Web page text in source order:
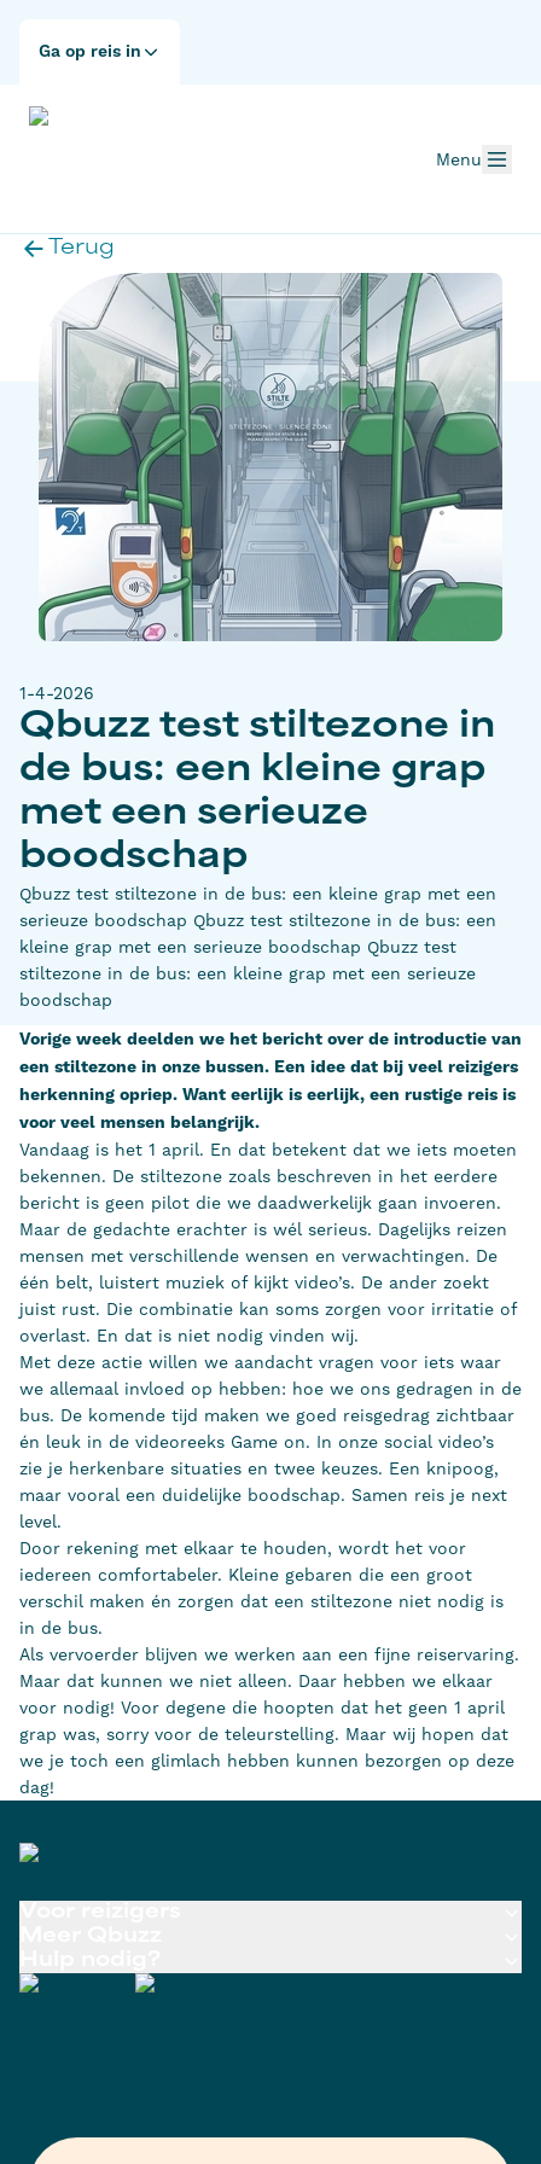
Ga op reis in
Menu
Terug
1-4-2026
Qbuzz test stiltezone in
de bus: een kleine grap
met een serieuze
boodschap
Qbuzz test stiltezone in de bus: een kleine grap met een
serieuze boodschap Qbuzz test stiltezone in de bus: een
kleine grap met een serieuze boodschap Qbuzz test
stiltezone in de bus: een kleine grap met een serieuze
boodschap
Vorige week deelden we het bericht over de introductie van
een stiltezone in onze bussen. Een idee dat bij veel reizigers
herkenning opriep. Want eerlijk is eerlijk, een rustige reis is
voor veel mensen belangrijk.
Vandaag is het 1 april. En dat betekent dat we iets moeten
bekennen. De stiltezone zoals beschreven in het eerdere
bericht is geen pilot die we daadwerkelijk gaan invoeren.
Maar de gedachte erachter is wél serieus. Dagelijks reizen
mensen met verschillende wensen en verwachtingen. De
één belt, luistert muziek of kijkt video’s. De ander zoekt
juist rust. Die combinatie kan soms zorgen voor irritatie of
overlast. En dat is niet nodig vinden wij.
Met deze actie willen we aandacht vragen voor iets waar
we allemaal invloed op hebben: hoe we ons gedragen in de
bus. De komende tijd maken we goed reisgedrag zichtbaar
én leuk in de videoreeks Game on. In onze social video’s
zie je herkenbare situaties en twee keuzes. Een knipoog,
maar vooral een duidelijke boodschap. Samen reis je next
level.
Door rekening met elkaar te houden, wordt het voor
iedereen comfortabeler. Kleine gebaren die een groot
verschil maken én zorgen dat een stiltezone niet nodig is
in de bus.
Als vervoerder blijven we werken aan een fijne reiservaring.
Maar dat kunnen we niet alleen. Daar hebben we elkaar
voor nodig! Voor degene die hoopten dat het geen 1 april
grap was, sorry voor de teleurstelling. Maar wij hopen dat
we je toch een glimlach hebben kunnen bezorgen op deze
dag!